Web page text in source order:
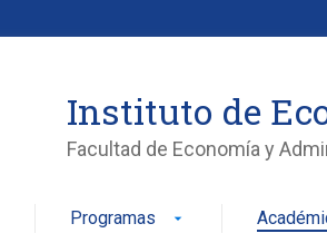
Instituto de
Facultad de Economía y
Programas arrow_drop_down